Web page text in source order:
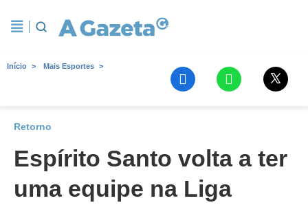
Início Mais Esportes
Retorno
Espírito Santo volta a ter
uma equipe na Liga